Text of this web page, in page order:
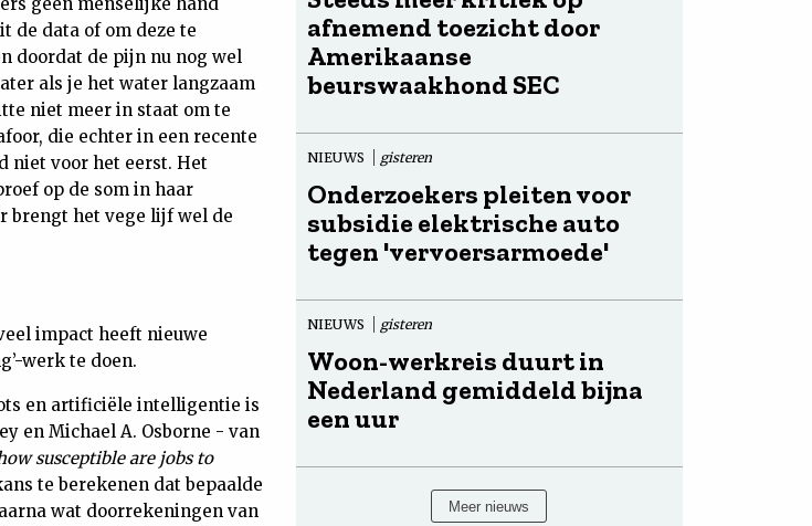
de data of om deze te
doordat de pijn nu nog wel
als je het water langzaam
niet meer in staat om te
die echter in een recente
niet voor het eerst. Het
op de som in haar
brengt het vege lijf wel de
impact heeft nieuwe
werk te doen.
en artificiële intelligentie is
en Michael A. Osborne - van
susceptible are jobs to
te berekenen dat bepaalde
wat doorrekeningen van
afnemend toezicht door
Amerikaanse
beurswaakhond SEC
NIEUWS gisteren
Onderzoekers pleiten voor
subsidie elektrische auto
tegen 'vervoersarmoede'
NIEUWS gisteren
Woon-werkreis duurt in
Nederland gemiddeld bijna
een uur
Meer nieuws